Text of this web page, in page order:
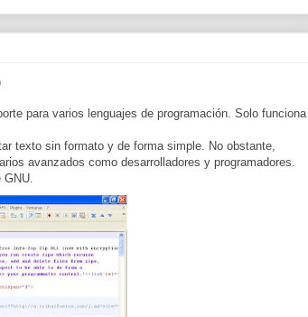
para varios lenguajes de programación. Solo funciona
texto sin formato y de forma simple. No obstante,
avanzados como desarrolladores y programadores.